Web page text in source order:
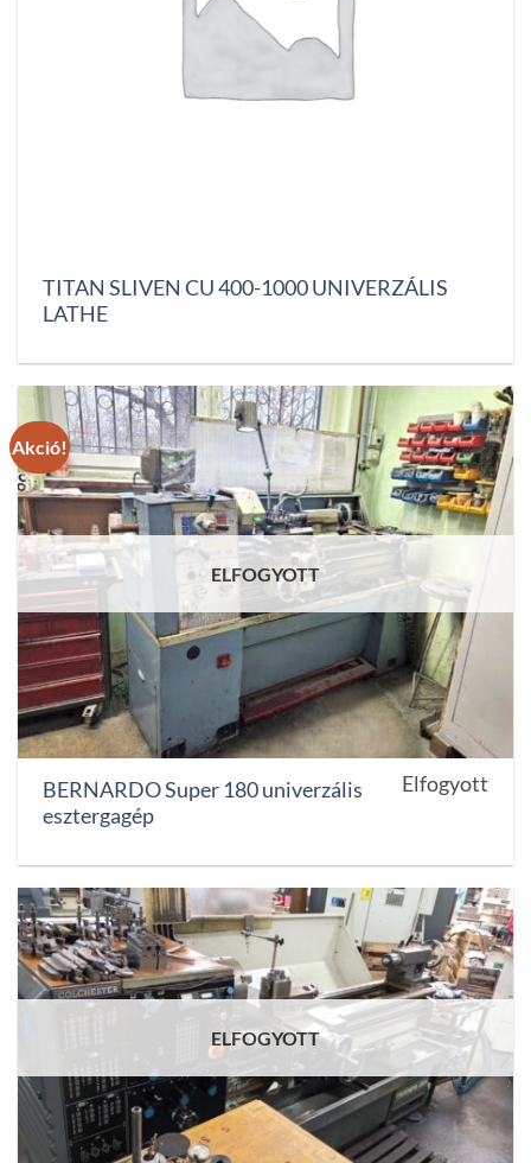
TITAN SLIVEN CU 400-1000 UNIVERZÁLIS
LATHE
Akció!
ELFOGYOTT
BERNARDO Super 180 univerzális
esztergagép
Elfogyott
ELFOGYOTT